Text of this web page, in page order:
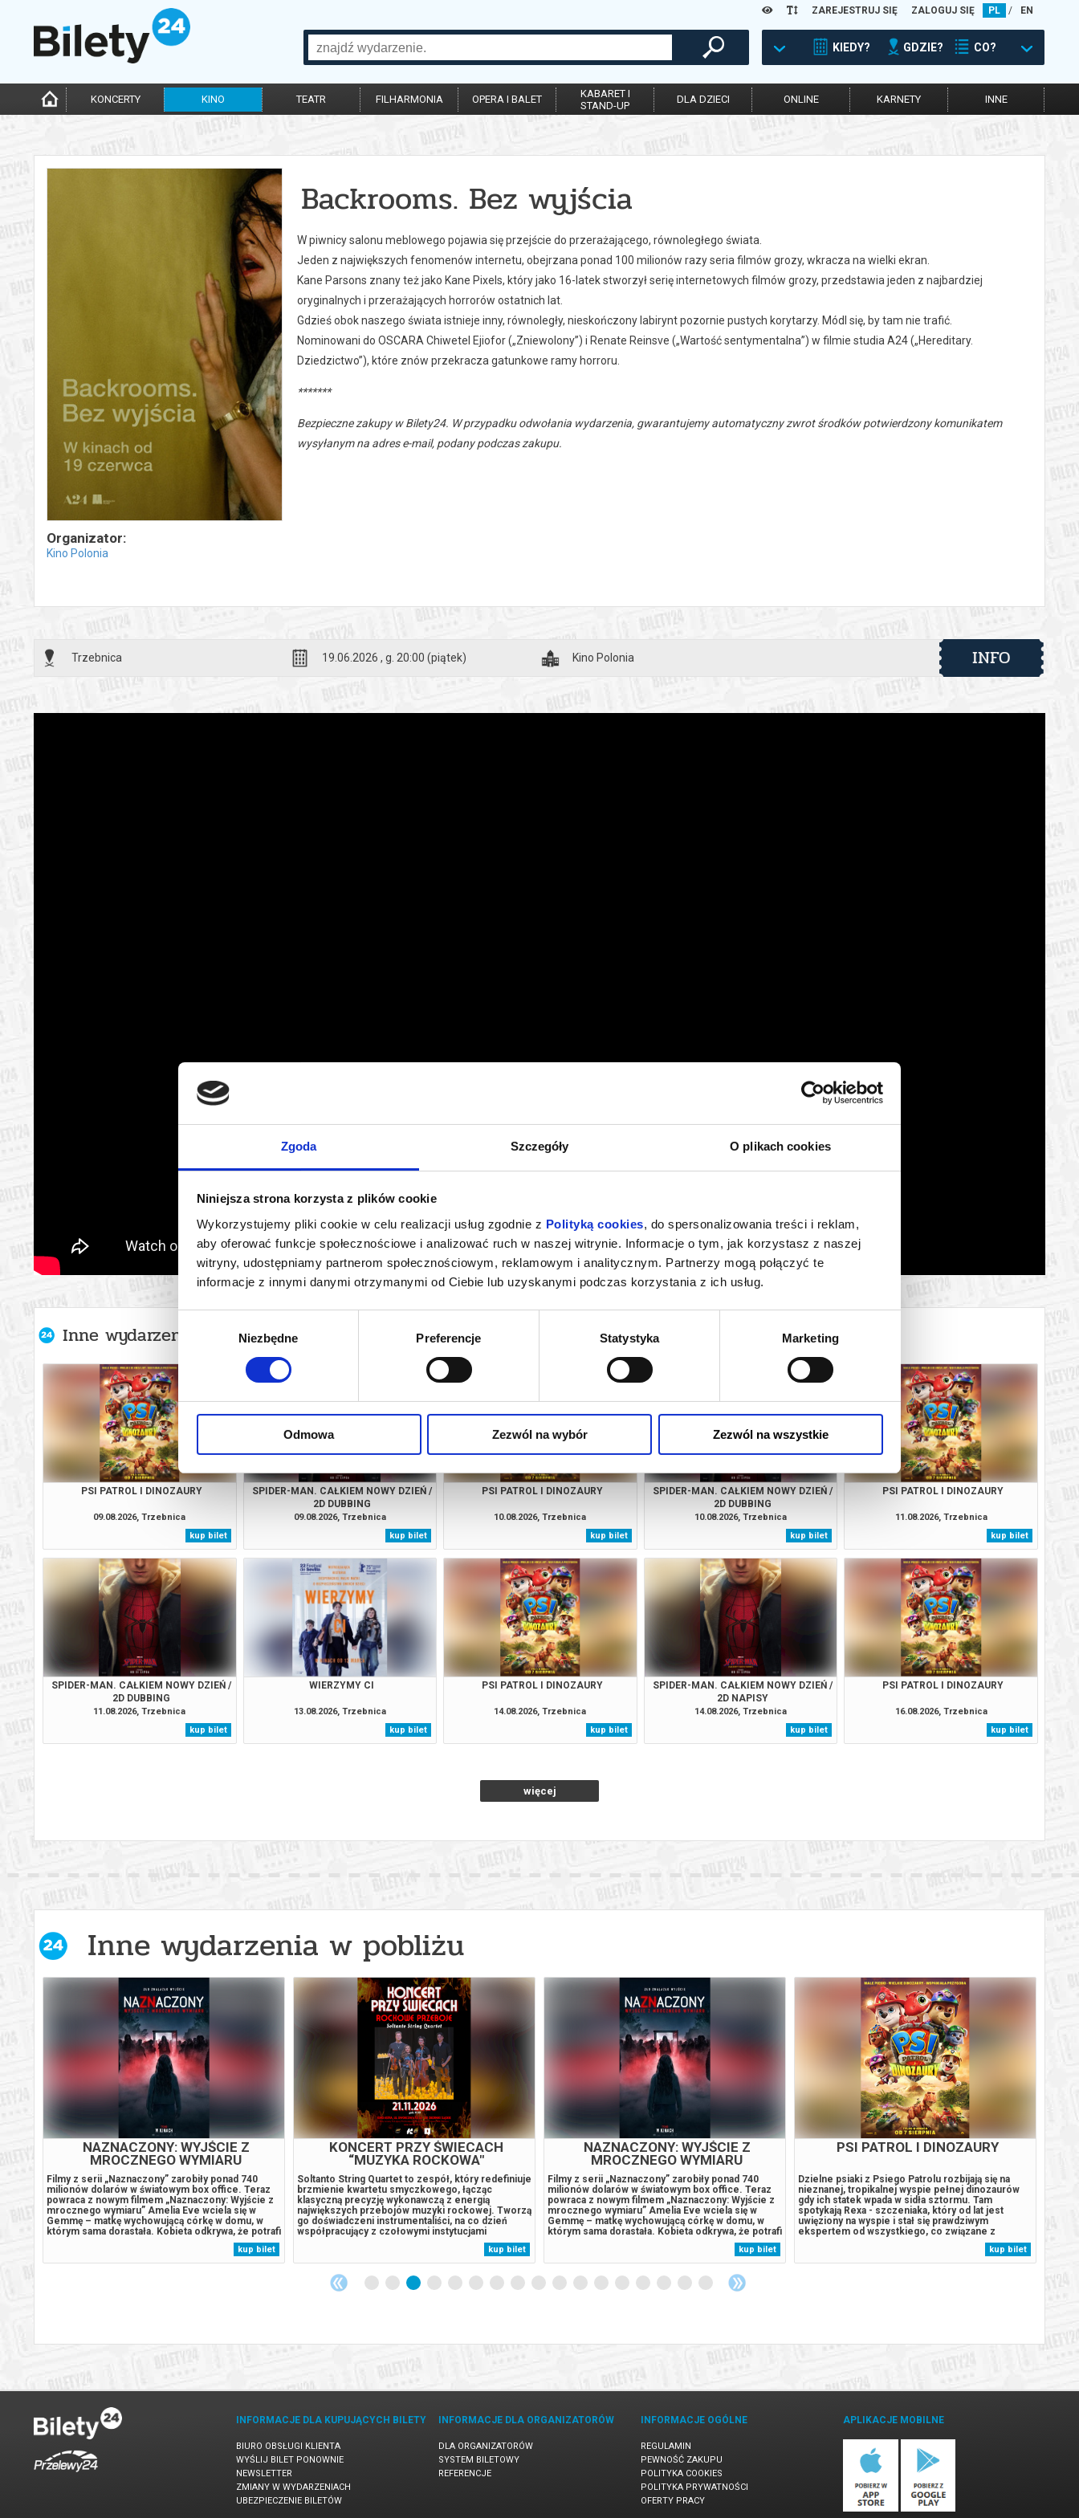
Zgoda Szczegóły O plikach cookies
Niniejsza strona korzysta z plików cookie
Wykorzystujemy pliki cookie w celu realizacji usług zgodnie z Polityką cookies, do spersonalizowania treści i reklam,
aby oferować funkcje społecznościowe i analizować ruch w naszej witrynie. Informacje o tym, jak korzystasz z naszej
witryny, udostępniamy partnerom społecznościowym, reklamowym i analitycznym. Partnerzy mogą połączyć te
informacje z innymi danymi otrzymanymi od Ciebie lub uzyskanymi podczas korzystania z ich usług.
zgody
Niezbędne Preferencje Statystyka Marketing
Odmowa Zezwól na wybór Zezwól na wszystkie
ZAREJESTRUJ SIĘ ZALOGUJ SIĘ PL / EN
KIEDY? GDZIE? CO?
KONCERTY KINO TEATR FILHARMONIA OPERA I BALET
KABARET I
STAND-UP
DLA DZIECI ONLINE KARNETY INNE
Organizator:
Kino Polonia
Backrooms. Bez wyjścia
W piwnicy salonu meblowego pojawia się przejście do przerażającego, równoległego świata.
Jeden z największych fenomenów internetu, obejrzana ponad 100 milionów razy seria filmów grozy, wkracza na wielki ekran.
Kane Parsons znany też jako Kane Pixels, który jako 16-latek stworzył serię internetowych filmów grozy, przedstawia jeden z najbardziej
oryginalnych i przerażających horrorów ostatnich lat.
Gdzieś obok naszego świata istnieje inny, równoległy, nieskończony labirynt pozornie pustych korytarzy. Módl się, by tam nie trafić.
Nominowani do OSCARA Chiwetel Ejiofor („Zniewolony”) i Renate Reinsve („Wartość sentymentalna”) w filmie studia A24 („Hereditary.
Dziedzictwo”), które znów przekracza gatunkowe ramy horroru.
*******
Bezpieczne zakupy w Bilety24. W przypadku odwołania wydarzenia, gwarantujemy automatyczny zwrot środków potwierdzony komunikatem
wysyłanym na adres e-mail, podany podczas zakupu.
Trzebnica 19.06.2026 , g. 20:00 (piątek) Kino Polonia INFO
Inne wydarzenia organizatora
PSI PATROL I DINOZAURY
09.08.2026, Trzebnica
kup bilet
SPIDER-MAN. CAŁKIEM NOWY DZIEŃ /
2D DUBBING
09.08.2026, Trzebnica
kup bilet
PSI PATROL I DINOZAURY
10.08.2026, Trzebnica
kup bilet
SPIDER-MAN. CAŁKIEM NOWY DZIEŃ /
2D DUBBING
10.08.2026, Trzebnica
kup bilet
PSI PATROL I DINOZAURY
11.08.2026, Trzebnica
kup bilet
SPIDER-MAN. CAŁKIEM NOWY DZIEŃ /
2D DUBBING
11.08.2026, Trzebnica
kup bilet
WIERZYMY CI
13.08.2026, Trzebnica
kup bilet
PSI PATROL I DINOZAURY
14.08.2026, Trzebnica
kup bilet
SPIDER-MAN. CAŁKIEM NOWY DZIEŃ /
2D NAPISY
14.08.2026, Trzebnica
kup bilet
PSI PATROL I DINOZAURY
16.08.2026, Trzebnica
kup bilet
więcej
Inne wydarzenia w pobliżu
się
NAZNACZONY: WYJŚCIE Z
MROCZNEGO WYMIARU
Filmy z serii „Naznaczony” zarobiły ponad 740
milionów dolarów w światowym box office. Teraz
powraca z nowym filmem „Naznaczony: Wyjście z
mrocznego wymiaru” Amelia Eve wciela się w
Gemmę – matkę wychowującą córkę w domu, w
którym sama dorastała. Kobieta odkrywa, że potrafi
podróżować do wymiaru pełnego zagubionych
dusz. Gdy zaczyna ścigać ją coś złowrogiego,
Gemma uświadamia sobie, że posiada zdolność...
kup bilet
KONCERT PRZY ŚWIECACH
“MUZYKA ROCKOWA"
Soltanto String Quartet to zespół, który redefiniuje
brzmienie kwartetu smyczkowego, łącząc
klasyczną precyzję wykonawczą z energią
największych przebojów muzyki rockowej. Tworzą
go doświadczeni instrumentaliści, na co dzień
współpracujący z czołowymi instytucjami
muzycznymi w Polsce, takimi jak Narodowe Forum
Muzyki, Filharmonia Sudecka oraz Filharmonia
Poznańska. Największe przeboje światowego
kup bilet
NAZNACZONY: WYJŚCIE Z
MROCZNEGO WYMIARU
Filmy z serii „Naznaczony” zarobiły ponad 740
milionów dolarów w światowym box office. Teraz
powraca z nowym filmem „Naznaczony: Wyjście z
mrocznego wymiaru” Amelia Eve wciela się w
Gemmę – matkę wychowującą córkę w domu, w
którym sama dorastała. Kobieta odkrywa, że potrafi
podróżować do wymiaru pełnego zagubionych
dusz. Gdy zaczyna ścigać ją coś złowrogiego,
Gemma uświadamia sobie, że posiada zdolność...
kup bilet
PSI PATROL I DINOZAURY
Dzielne psiaki z Psiego Patrolu rozbijają się na
nieznanej, tropikalnej wyspie pełnej dinozaurów
gdy ich statek wpada w sidła sztormu. Tam
spotykają Rexa - szczeniaka, który od lat jest
uwięziony na wyspie i stał się prawdziwym
ekspertem od wszystkiego, co związane z
pradawnymi gadami. Sytuacja wymyka się spod
kontroli, gdy odwieczny rywal piesków, burmistrz
Humdinger, Zaczyna pozyskiwać surowce, by...
kup bilet
INFORMACJE DLA KUPUJĄCYCH BILETY
BIURO OBSŁUGI KLIENTA
WYŚLIJ BILET PONOWNIE
NEWSLETTER
ZMIANY W WYDARZENIACH
UBEZPIECZENIE BILETÓW
INFORMACJE DLA ORGANIZATORÓW
DLA ORGANIZATORÓW
SYSTEM BILETOWY
REFERENCJE
INFORMACJE OGÓLNE
REGULAMIN
PEWNOŚĆ ZAKUPU
POLITYKA COOKIES
POLITYKA PRYWATNOŚCI
OFERTY PRACY
APLIKACJE MOBILNE